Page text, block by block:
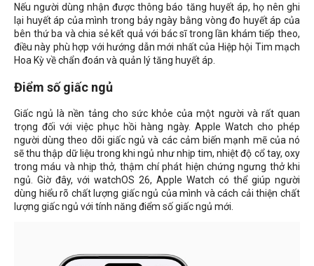
Nếu người dùng nhận được thông báo tăng huyết áp, họ nên ghi
lại huyết áp của mình trong bảy ngày bằng vòng đo huyết áp của
bên thứ ba và chia sẻ kết quả với bác sĩ trong lần khám tiếp theo,
điều này phù hợp với hướng dẫn mới nhất của Hiệp hội Tim mạch
Hoa Kỳ về chẩn đoán và quản lý tăng huyết áp.
Điểm số giấc ngủ
Giấc ngủ là nền tảng cho sức khỏe của một người và rất quan
trọng đối với việc phục hồi hàng ngày. Apple Watch cho phép
người dùng theo dõi giấc ngủ và các cảm biến mạnh mẽ của nó
sẽ thu thập dữ liệu trong khi ngủ như nhịp tim, nhiệt độ cổ tay, oxy
trong máu và nhịp thở, thậm chí phát hiện chứng ngưng thở khi
ngủ. Giờ đây, với watchOS 26, Apple Watch có thể giúp người
dùng hiểu rõ chất lượng giấc ngủ của mình và cách cải thiện chất
lượng giấc ngủ với tính năng điểm số giấc ngủ mới.